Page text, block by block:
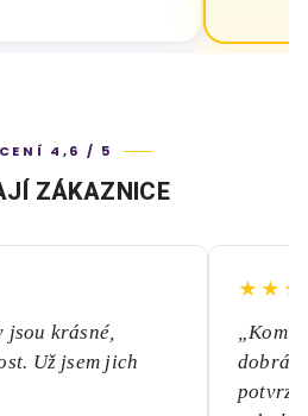
4,6 / 5
ZÁKAZNICE
jsou krásné,
Už jsem jich
dobrá,